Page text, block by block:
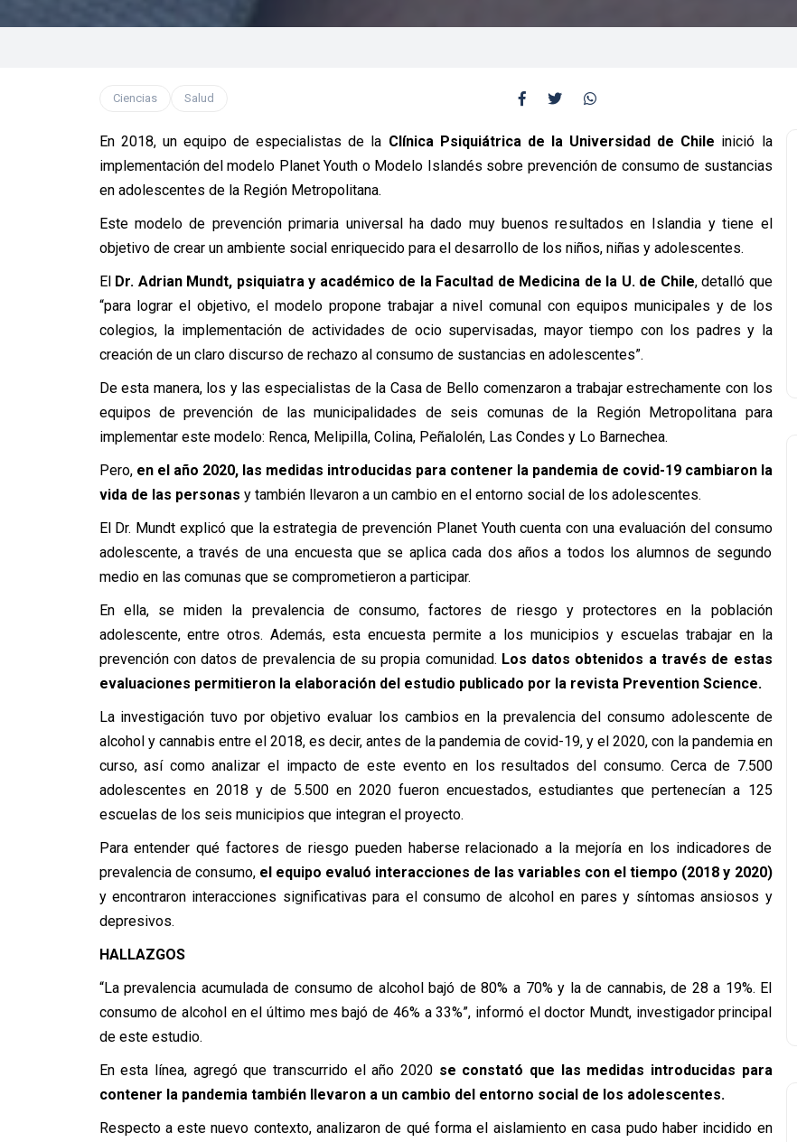
Ciencias Salud
En 2018, un equipo de especialistas de la Clínica Psiquiátrica de la Universidad de Chile inició la
implementación del modelo Planet Youth o Modelo Islandés sobre prevención de consumo de sustancias
en adolescentes de la Región Metropolitana.
Este modelo de prevención primaria universal ha dado muy buenos resultados en Islandia y tiene el
objetivo de crear un ambiente social enriquecido para el desarrollo de los niños, niñas y adolescentes.
El Dr. Adrian Mundt, psiquiatra y académico de la Facultad de Medicina de la U. de Chile, detalló que
“para lograr el objetivo, el modelo propone trabajar a nivel comunal con equipos municipales y de los
colegios, la implementación de actividades de ocio supervisadas, mayor tiempo con los padres y la
creación de un claro discurso de rechazo al consumo de sustancias en adolescentes”.
De esta manera, los y las especialistas de la Casa de Bello comenzaron a trabajar estrechamente con los
equipos de prevención de las municipalidades de seis comunas de la Región Metropolitana para
implementar este modelo: Renca, Melipilla, Colina, Peñalolén, Las Condes y Lo Barnechea.
Pero, en el año 2020, las medidas introducidas para contener la pandemia de covid-19 cambiaron la
vida de las personas y también llevaron a un cambio en el entorno social de los adolescentes.
El Dr. Mundt explicó que la estrategia de prevención Planet Youth cuenta con una evaluación del consumo
adolescente, a través de una encuesta que se aplica cada dos años a todos los alumnos de segundo
medio en las comunas que se comprometieron a participar.
En ella, se miden la prevalencia de consumo, factores de riesgo y protectores en la población
adolescente, entre otros. Además, esta encuesta permite a los municipios y escuelas trabajar en la
prevención con datos de prevalencia de su propia comunidad. Los datos obtenidos a través de estas
evaluaciones permitieron la elaboración del estudio publicado por la revista Prevention Science.
La investigación tuvo por objetivo evaluar los cambios en la prevalencia del consumo adolescente de
alcohol y cannabis entre el 2018, es decir, antes de la pandemia de covid-19, y el 2020, con la pandemia en
curso, así como analizar el impacto de este evento en los resultados del consumo. Cerca de 7.500
adolescentes en 2018 y de 5.500 en 2020 fueron encuestados, estudiantes que pertenecían a 125
escuelas de los seis municipios que integran el proyecto.
Para entender qué factores de riesgo pueden haberse relacionado a la mejoría en los indicadores de
prevalencia de consumo, el equipo evaluó interacciones de las variables con el tiempo (2018 y 2020)
y encontraron interacciones significativas para el consumo de alcohol en pares y síntomas ansiosos y
depresivos.
HALLAZGOS
“La prevalencia acumulada de consumo de alcohol bajó de 80% a 70% y la de cannabis, de 28 a 19%. El
consumo de alcohol en el último mes bajó de 46% a 33%”, informó el doctor Mundt, investigador principal
de este estudio.
En esta línea, agregó que transcurrido el año 2020 se constató que las medidas introducidas para
contener la pandemia también llevaron a un cambio del entorno social de los adolescentes.
Respecto a este nuevo contexto, analizaron de qué forma el aislamiento en casa pudo haber incidido en